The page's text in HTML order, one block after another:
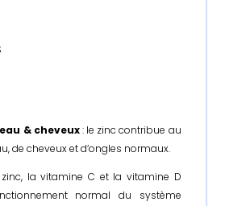
& cheveux: le zinc contribue au
de cheveux et d’ongles normaux.
la vitamine C et la vitamine D
normal du système